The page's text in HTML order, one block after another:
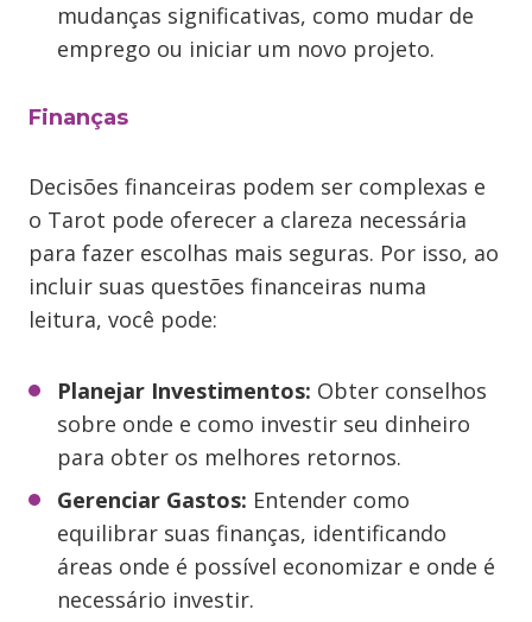
mudanças significativas, como mudar de
emprego ou iniciar um novo projeto.
Finanças
Decisões financeiras podem ser complexas e
o Tarot pode oferecer a clareza necessária
para fazer escolhas mais seguras. Por isso, ao
incluir suas questões financeiras numa
leitura, você pode:
Planejar Investimentos: Obter conselhos
sobre onde e como investir seu dinheiro
para obter os melhores retornos.
Gerenciar Gastos: Entender como
equilibrar suas finanças, identificando
áreas onde é possível economizar e onde é
necessário investir.